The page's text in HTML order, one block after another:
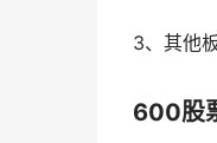
3、其他
600股